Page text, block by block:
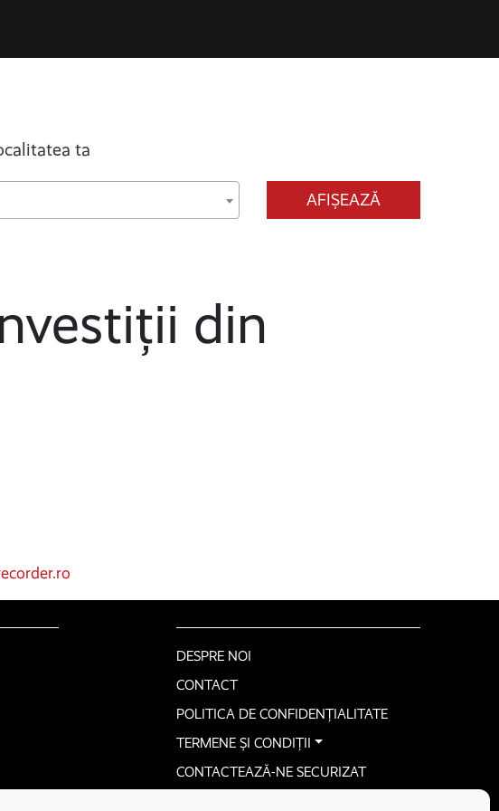
ta
AFIȘEAZĂ
din
DESPRE NOI
CONTACT
POLITICA DE CONFIDENȚIALITATE
TERMENE ȘI CONDIȚII
CONTACTEAZĂ-NE SECURIZAT